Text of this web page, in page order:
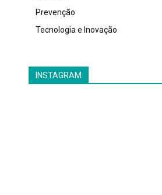
Prevenção
Tecnologia e Inovação
INSTAGRAM